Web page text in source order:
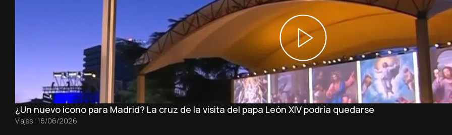
¿Un nuevo icono para Madrid? La cruz de la visita del papa León XIV podría quedarse
Viajes | 16/06/2026